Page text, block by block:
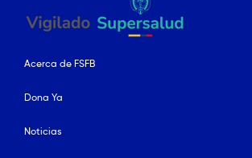
Acerca de FSFB
Dona Ya
Noticias